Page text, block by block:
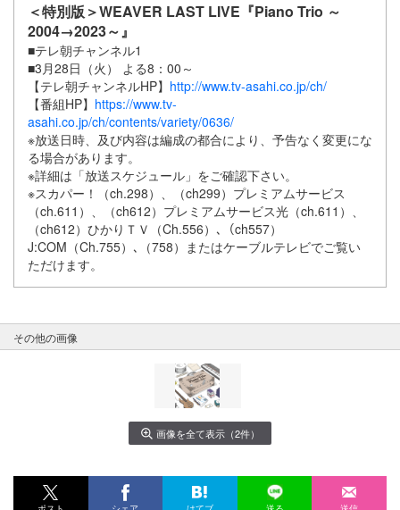
＜特別版＞WEAVER LAST LIVE『Piano Trio ～
2004→2023～』
■テレ朝チャンネル1
■3月28日（火） よる8：00～
【テレ朝チャンネルHP】 http://www.tv-asahi.co.jp/ch/
【番組HP】 https://www.tv-
asahi.co.jp/ch/contents/variety/0636/
※放送日時、及び内容は編成の都合により、予告なく変更にな
る場合があります。
※詳細は「放送スケジュール」をご確認下さい。
※スカパー！（ch.298）、（ch299）プレミアムサービス
（ch.611）、（ch612）プレミアムサービス光（ch.611）、
（ch612）ひかりＴＶ（Ch.556）､（ch557）
J:COM（Ch.755）､（758）またはケーブルテレビでご覧い
ただけます。
その他の画像
画像を全て表示（2件）